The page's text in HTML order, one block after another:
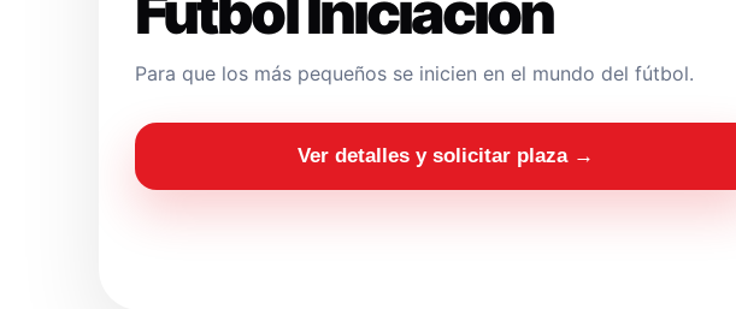
Para que los más pequeños se inicien en el mundo del fútbol.
Ver detalles y solicitar plaza →